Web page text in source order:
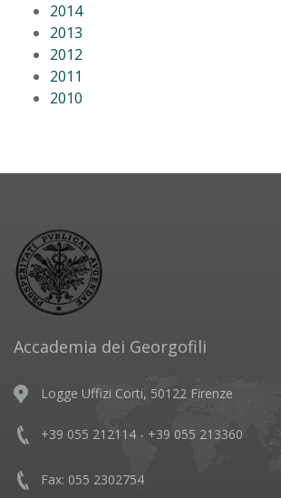
2014
2013
2012
2011
2010
Accademia dei Georgofili
Logge Uffizi Corti, 50122 Firenze
+39 055 212114 - +39 055 213360
Fax: 055 2302754